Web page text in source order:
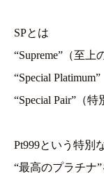
SPとは
“Supreme”（至
“Special
“Special Pair”（
Pt999という特別
“最高のプラチナ